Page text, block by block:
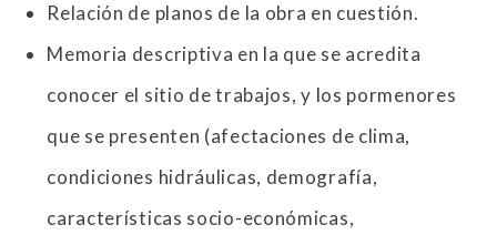
Relación de planos de la obra en cuestión.
Memoria descriptiva en la que se acredita
conocer el sitio de trabajos, y los pormenores
que se presenten (afectaciones de clima,
condiciones hidráulicas, demografía,
características socio-económicas,